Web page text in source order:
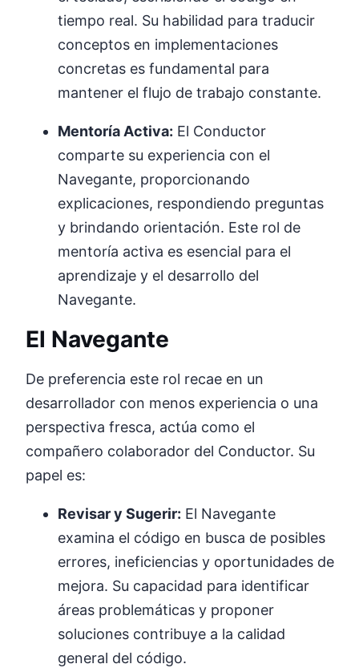
tiempo real. Su habilidad para traducir
conceptos en implementaciones
concretas es fundamental para
mantener el flujo de trabajo constante.
Mentoría Activa: El Conductor
comparte su experiencia con el
Navegante, proporcionando
explicaciones, respondiendo preguntas
y brindando orientación. Este rol de
mentoría activa es esencial para el
aprendizaje y el desarrollo del
Navegante.
El Navegante
De preferencia este rol recae en un
desarrollador con menos experiencia o una
perspectiva fresca, actúa como el
compañero colaborador del Conductor. Su
papel es:
Revisar y Sugerir: El Navegante
examina el código en busca de posibles
errores, ineficiencias y oportunidades de
mejora. Su capacidad para identificar
áreas problemáticas y proponer
soluciones contribuye a la calidad
general del código.